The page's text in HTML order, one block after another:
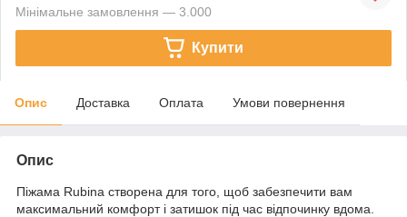
Мінімальне замовлення — 3.000
Купити
Опис Доставка Оплата Умови повернення
Опис
Піжама Rubina створена для того, щоб забезпечити вам
максимальний комфорт і затишок під час відпочинку вдома.